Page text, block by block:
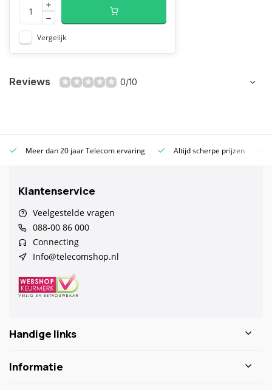
Vergelijk
Reviews 0/10
Meer dan 20 jaar Telecom ervaring Altijd scherpe prijzen
Klantenservice
Veelgestelde vragen
088-00 86 000
Connecting
Info@telecomshop.nl
Handige links
Informatie